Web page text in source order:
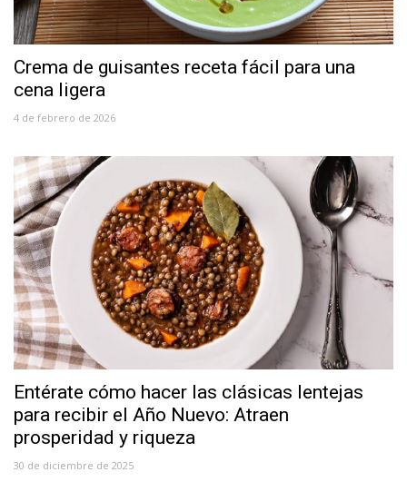
Crema de guisantes receta fácil para una
cena ligera
4 de febrero de 2026
Entérate cómo hacer las clásicas lentejas
para recibir el Año Nuevo: Atraen
prosperidad y riqueza
30 de diciembre de 2025